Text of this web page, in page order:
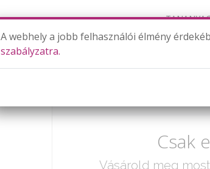
Csak
Vásárold meg
A webhely a jobb felhasználói élmény
szabályzatra.